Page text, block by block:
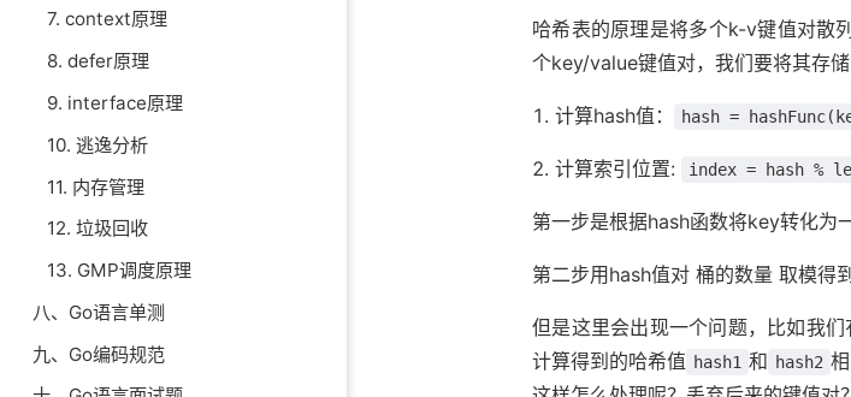
7. context原理
8. defer原理
9. interface原理
10. 逃逸分析
11. 内存管理
12. 垃圾回收
13. GMP调度原理
八、Go语言单测
九、Go编码规范
哈希表的原理是将多个k-v键值对散
个key/value键值对，我们要将其存
计算hash值： hash =
计算索引位置: index = hash %
第一步是根据hash函数将key转化为
第二步用hash值对 桶的数量 取模得
但是这里会出现一个问题，比如我
计算得到的哈希值 hash1 和 hash2